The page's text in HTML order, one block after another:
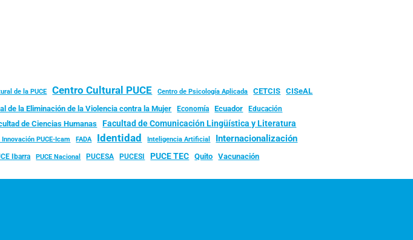
de la PUCE Centro Cultural PUCE Centro de Psicología Aplicada CETCIS CISeAL
de la Eliminación de la Violencia contra la Mujer Economía Ecuador
Educación
de Ciencias Humanas Facultad de Comunicación Lingüística y Literatura
PUCE-Icam FADA Identidad Inteligencia Artificial Internacionalización
Ibarra PUCE Nacional PUCESA PUCESI PUCE TEC Quito Vacunación